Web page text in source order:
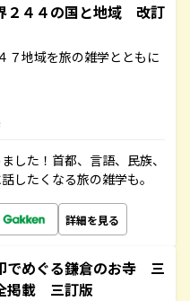
４４の国と地域 改訂
７地域を旅の雑学とともに
した！首都、言語、民族、
したくなる旅の雑学も。
詳細を見る
めぐる鎌倉のお寺 三
掲載 三訂版